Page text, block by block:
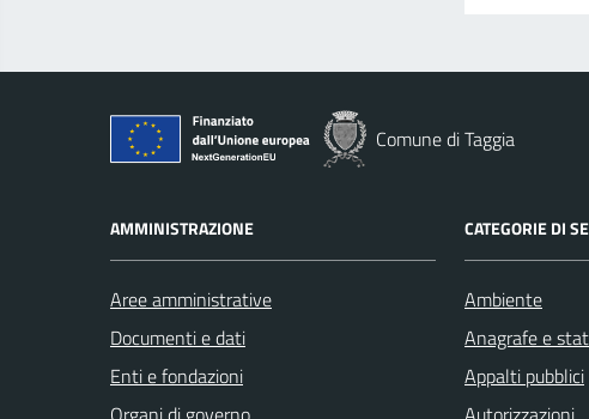
Comune di Taggia
AMMINISTRAZIONE
Aree amministrative
Documenti e dati
Enti e fondazioni
CATEGORIE DI
Ambiente
Anagrafe e
Appalti pubblici